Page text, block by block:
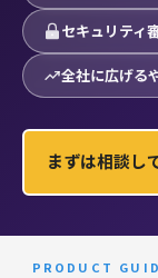
セキュリティ
全社に広げる
まずは相談し
PRODUCT